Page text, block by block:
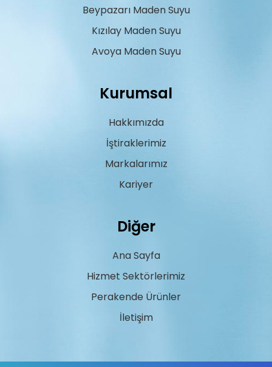
Beypazarı Maden Suyu
Kızılay Maden Suyu
Avoya Maden Suyu
Kurumsal
Hakkımızda
İştiraklerimiz
Markalarımız
Kariyer
Diğer
Ana Sayfa
Hizmet Sektörlerimiz
Perakende Ürünler
İletişim